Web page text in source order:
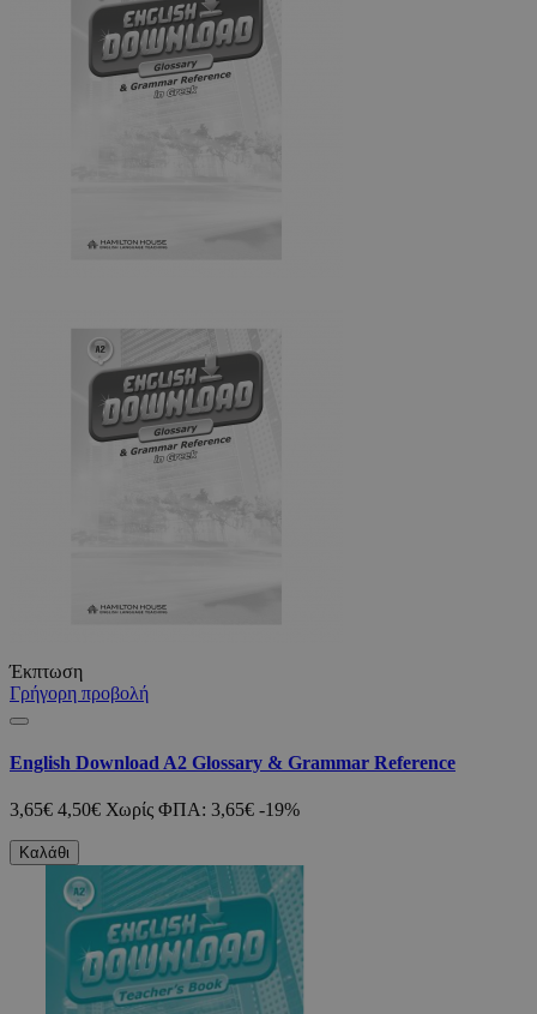
Έκπτωση
Γρήγορη προβολή
English Download A2 Glossary & Grammar Reference
3,65€ 4,50€ Χωρίς ΦΠΑ: 3,65€ -19%
Καλάθι